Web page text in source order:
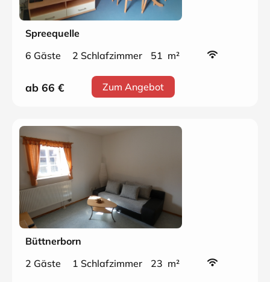
Spreequelle
6 Gäste
2 Schlafzimmer 51 m²
ab 66 € Zum Angebot
Büttnerborn
2 Gäste
1 Schlafzimmer 23 m²